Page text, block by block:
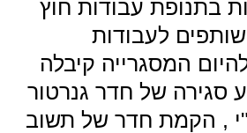
בתנופת עבודות חוץ
לעבודות
המסגרייה קיבלה
סגירה של חדר גנרטור
, הקמת חדר של תשוב